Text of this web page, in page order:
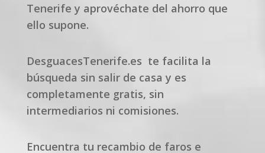
Tenerife y aprovéchate del ahorro que
ello supone.
DesguacesTenerife.es te facilita la
búsqueda sin salir de casa y es
completamente gratis, sin
intermediarios ni comisiones.
Encuentra tu recambio de faros e